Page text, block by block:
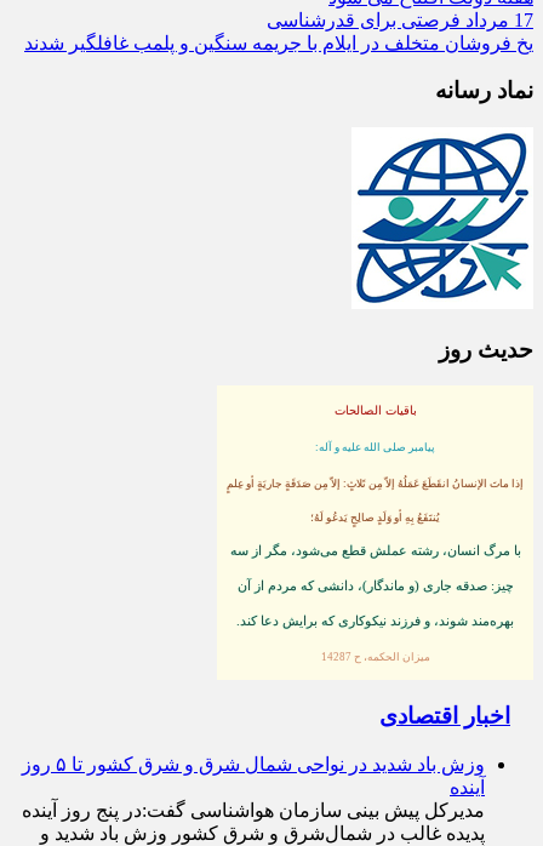
هفته دولت افتتاح می شود
17 مرداد فرصتی برای قدرشناسی
حدیث روز
إذا ماتَ الإنسانُ انقَطَعَ عَمَلُهُ إلاّ مِن ثَلاثٍ: إلاّ مِن صَدَقَةٍ جاريَةٍ أو عِلمٍ
آینده
مدیرکل پیش بینی سازمان هواشناسی گفت:در پنج روز آینده